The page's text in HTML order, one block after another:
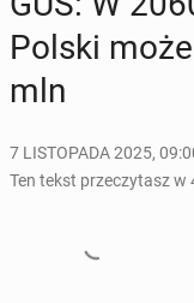
Polski
mln
7 LISTOPADA 2025,
Ten tekst przeczytasz w